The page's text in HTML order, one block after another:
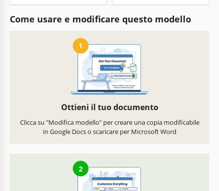
Come usare e modificare questo modello
1
Ottieni il tuo documento
Clicca su "Modifica modello" per creare una copia modificabile
in Google Docs o scaricare per Microsoft Word
2